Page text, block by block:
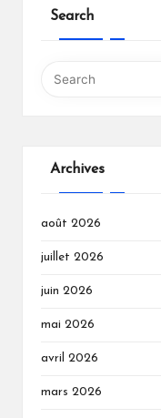
Search
Archives
août 2026
juillet 2026
juin 2026
mai 2026
avril 2026
mars 2026